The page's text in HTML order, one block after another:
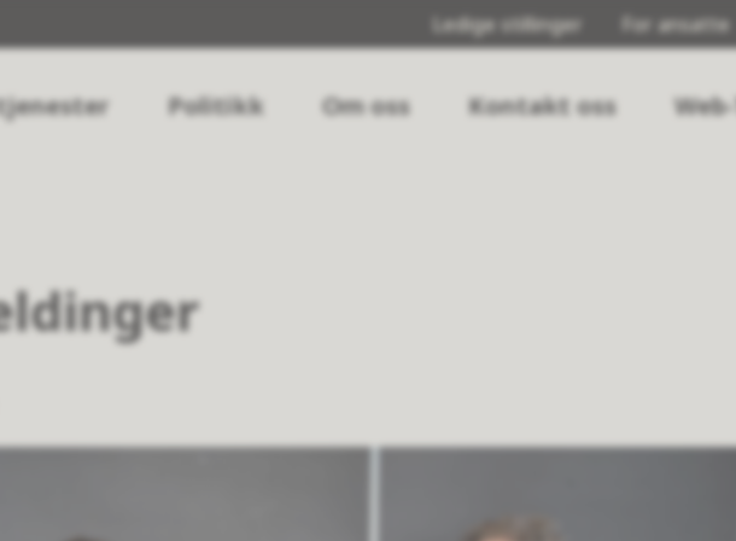
Ledige stillinger For ansatte
Politikk Om oss Kontakt oss